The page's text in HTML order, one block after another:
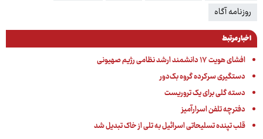
روزنامه آگاه
اخبار مرتبط
افشای هویت ۱۷ دانشمند ارشد نظامی رژیم صهیونی
دستگیری سرکرده گروه بک‌دور
دسته گلی برای یک تروریست
دفترچه تلفن اسرارآمیز
قلب تپنده تسلیحاتی اسرائیل به تلی از خاک تبدیل شد